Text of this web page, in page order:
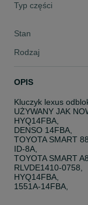
Typ części
Stan
Rodzaj
OPIS
Kluczyk lexus
UŻYWANY JAK
HYQ14FBA,
DENSO 14FBA,
TOYOTA SMART 88,
ID-8A,
TOYOTA SMART A8,
RLVDE1410-0758,
HYQ14FBA,
1551A-14FBA,